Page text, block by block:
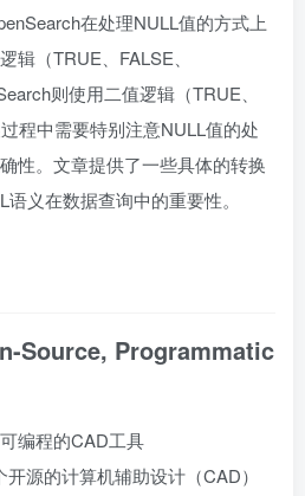
在处理NULL值的方式上
辑（TRUE、FALSE、
则使用二值逻辑（TRUE、
程中需要特别注意NULL值的处
性。文章提供了一些具体的转换
义在数据查询中的重要性。
Source, Programmatic
编程的CAD工具
开源的计算机辅助设计（CAD）